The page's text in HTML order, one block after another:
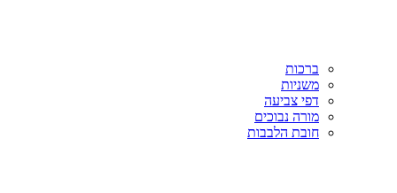
ברכות
משניות
דפי צביעה
מורה נבוכים
חובת הלבבות